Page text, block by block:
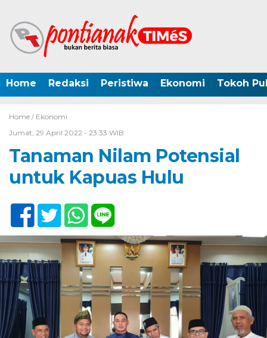
Home Redaksi Peristiwa Ekonomi Tokoh
Home / Ekonomi
Jumat, 29 April 2022 - 23:33 WIB
Tanaman Nilam Potensial
untuk Kapuas Hulu